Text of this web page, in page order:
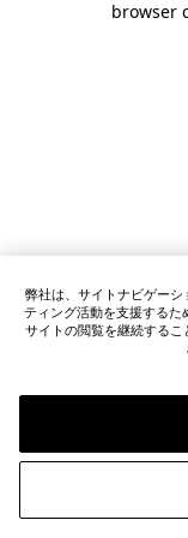
browser
弊社は、サイトナビゲー
ティング活動を支援する
サイトの閲覧を継続する